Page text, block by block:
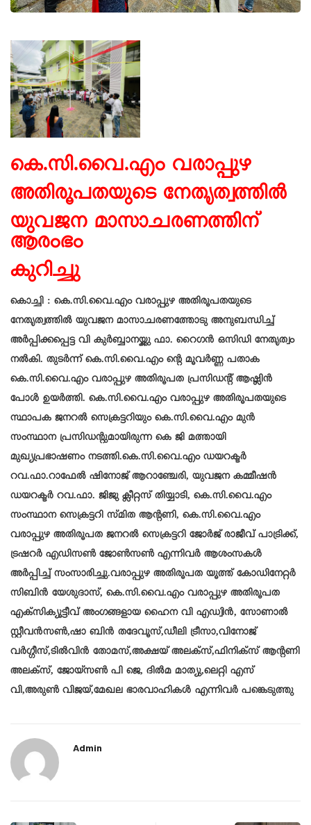
കെ.സി.വൈ.എം വരാപ്പുഴ
അതിരൂപതയുടെ നേതൃത്വത്തിൽ
യുവജന മാസാചരണത്തിന്
ആരംഭം
കുറിച്ചു
കൊച്ചി : കെ.സി.വൈ.എം വരാപ്പുഴ അതിരൂപതയുടെ
നേതൃത്വത്തിൽ യുവജന മാസാചരണത്തോടു അനുബന്ധിച്ച്
അർപ്പിക്കപ്പെട്ട വി കുർബ്ബാനയ്ക്കു ഫാ. റൈഗൻ ഒസിഡി നേതൃത്വം
നൽകി. തുടർന്ന് കെ.സി.വൈ.എം ൻ്റെ മൂവർണ്ണ പതാക
കെ.സി.വൈ.എം വരാപ്പുഴ അതിരൂപത പ്രസിഡൻ്റ് ആഷ്ലിൻ
പോൾ ഉയർത്തി. കെ.സി.വൈ.എം വരാപ്പുഴ അതിരൂപതയുടെ
സ്ഥാപക ജനറൽ സെക്രട്ടറിയും കെ.സി.വൈ.എം മുൻ
സംസ്ഥാന പ്രസിഡൻ്റുമായിരുന്ന കെ ജി മത്തായി
മുഖ്യപ്രഭാഷണം നടത്തി.കെ.സി.വൈ.എം ഡയറക്ടർ
റവ.ഫാ.റാഫേൽ ഷിനോജ് ആറാഞ്ചേരി, യുവജന കമ്മീഷൻ
ഡയറക്ടർ റവ.ഫാ. ജിജു ക്ലീറ്റസ് തിയ്യാടി, കെ.സി.വൈ.എം
സംസ്ഥാന സെക്രട്ടറി സ്മിത ആൻ്റണി, കെ.സി.വൈ.എം
വരാപ്പുഴ അതിരൂപത ജനറൽ സെക്രട്ടറി ജോർജ് രാജീവ് പാട്രിക്ക്,
ട്രഷറർ എഡിസൺ ജോൺസൺ എന്നിവർ ആശംസകൾ
അർപ്പിച്ച് സംസാരിച്ചു.വരാപ്പുഴ അതിരൂപത യൂത്ത് കോഡിനേറ്റർ
സിബിൻ യേശുദാസ്, കെ.സി.വൈ.എം വരാപ്പുഴ അതിരൂപത
എക്സിക്യൂട്ടീവ് അംഗങ്ങളായ ഹൈന വി എഡ്വിൻ, സോണാൽ
സ്റ്റീവൻസൺ,ഷാ ബിൻ തദേവൂസ്,ഡീലി ട്രീസാ,വിനോജ്
വർഗ്ഗീസ്,ടിൽവിൻ തോമസ്,അക്ഷയ് അലക്സ്,ഫിനിക്സ് ആന്റണി
അലക്സ്, ജോയ്സൺ പി ജെ, ദിൽമ മാത്യു,ലെറ്റി എസ്
വി,അരുൺ വിജയ്,മേഖല ഭാരവാഹികൾ എന്നിവർ പങ്കെടുത്തു
Admin